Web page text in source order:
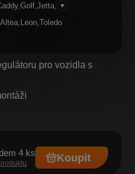
Golf Jetta ▼
Altea Leon Toledo
pro vozidla s
4 ks Koupit